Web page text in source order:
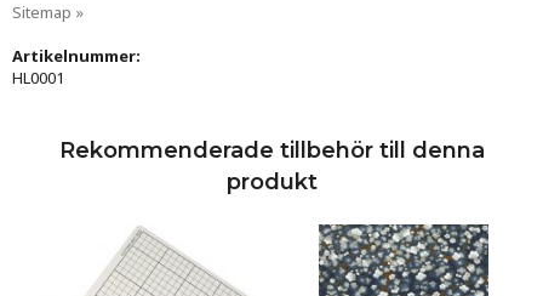
Sitemap »
Artikelnummer:
HL0001
Rekommenderade tillbehör till denna
produkt